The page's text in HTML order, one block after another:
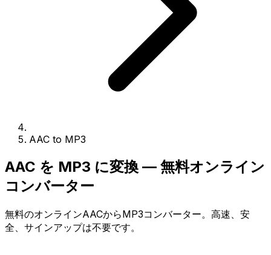
AAC to MP3
AAC を MP3 に変換 — 無料オンライン
コンバーター
無料のオンラインAACからMP3コンバーター。高速、安
全、サインアップは不要です。